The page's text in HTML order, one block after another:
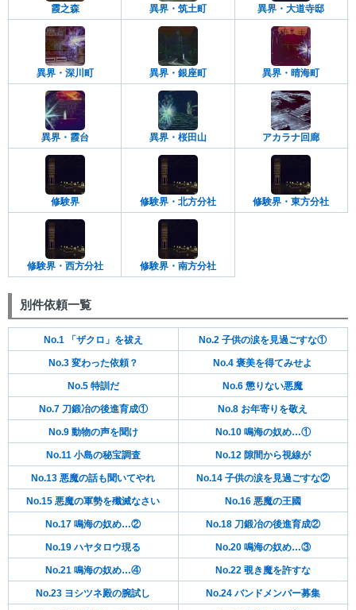
霞之森 異界・筑土町 異界・大道寺邸
異界・深川町 異界・銀座町 異界・晴海町
異界・霞台 異界・桜田山 アカラナ回廊
修験界 修験界・北方分社 修験界・東方分社
修験界・西方分社 修験界・南方分社
別件依頼一覧
No.1 「ザクロ」を祓え No.2 子供の涙を見過ごすな①
No.3 変わった依頼？ No.4 褒美を得てみせよ
No.5 特訓だ No.6 懲りない悪魔
No.7 刀鍛冶の後進育成① No.8 お年寄りを敬え
No.9 動物の声を聞け No.10 鳴海の奴め…①
No.11 小島の秘宝調査 No.12 隙間から視線が
No.13 悪魔の話も聞いてやれ No.14 子供の涙を見過ごすな②
No.15 悪魔の軍勢を殲滅なさい No.16 悪魔の王國
No.17 鳴海の奴め…② No.18 刀鍛冶の後進育成②
No.19 ハヤタロウ現る No.20 鳴海の奴め…③
No.21 鳴海の奴め…④ No.22 覗き魔を許すな
No.23 ヨシツネ殿の腕試し No.24 バンドメンバー募集